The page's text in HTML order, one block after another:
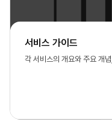
서비스 가이드
각 서비스의 개요와 주요 개